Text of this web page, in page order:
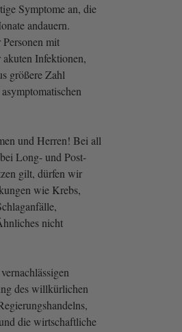
Symptome an, die
andauern.
mit
Infektionen,
größere Zahl
und Herren! Bei all
Long- und Post-
gilt, dürfen wir
wie Krebs,
nicht
des willkürlichen
die wirtschaftliche